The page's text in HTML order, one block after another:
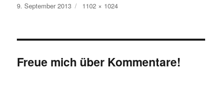
Veröffentlicht
9. September 2013 Originalgröße
1102 × 1024
Freue mich über Kommentare!